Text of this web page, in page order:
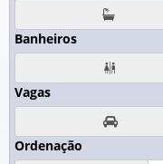
Banheiros

Vagas

Ordenação